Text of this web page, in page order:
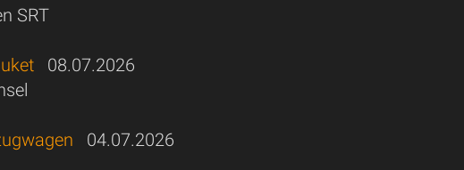
SRT
08.07.2026
04.07.2026